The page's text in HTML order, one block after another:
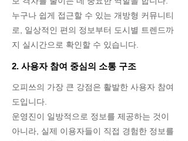
누구나 쉽게 접근할 수 있는 개방형 커뮤니티
로, 일상적인 편의 정보부터 도시별 트렌드까
지 실시간으로 확인할 수 있습니다.
2. 사용자 참여 중심의 소통 구조
오피쓰의 가장 큰 강점은 활발한 사용자 참여
도입니다.
운영진이 일방적으로 정보를 제공하는 것이
아니라, 실제 이용자들이 직접 경험한 정보를